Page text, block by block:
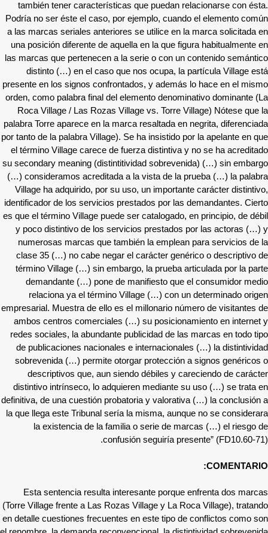
también tener características que puedan relacionarse con ésta.
Podría no ser éste el caso, por ejemplo, cuando el elemento común
a las marcas seriales anteriores se utilice en la marca solicitada en
una posición diferente de aquella en la que figura habitualmente en
las marcas que pertenecen a la serie o con un contenido semántico
distinto (…) en el caso que nos ocupa, la partícula Village está
presente en los signos confrontados, y además lo hace en el mismo
orden, como palabra final del elemento denominativo dominante (La
Roca Village / Las Rozas Village vs. Torre Village) Nótese que la
palabra Torre aparece en la marca resaltada en negrita, diferenciada
por tanto de la palabra Village). Se ha insistido por la apelante en que
el término Village carece de fuerza distintiva y no se ha acreditado
su secondary meaning (distintitividad sobrevenida) (…) sin embargo
(…) consideramos acreditada a la vista de la prueba (…) la palabra
Village ha adquirido, por su uso, un importante carácter distintivo,
identificador de los servicios prestados por las demandantes. Cierto
es que el término Village puede ser catalogado, en principio, de débil
y poco distintivo de los servicios prestados por las actoras (…) y
numerosas marcas que también la emplean para servicios de la
clase 35 (…) no cabe negar el carácter genérico o descriptivo de
término Village (…) sin embargo, la prueba articulada por la parte
demandante (…) pone de manifiesto que el consumidor medio
relaciona ya el término Village (…) con un determinado origen
empresarial. Muestra de ello es el millonario número de visitantes de
ambos centros comerciales (…) su posicionamiento en internet y
redes sociales, la abundante publicidad de las marcas en todo tipo
de publicaciones nacionales e internacionales (…) la distintividad
sobrevenida (…) permite otorgar protección a signos genéricos o
descriptivos que, aun siendo débiles y careciendo de carácter
distintivo intrínseco, lo adquieren mediante su uso (…) se trata en
definitiva, de una cuestión probatoria y valorativa (…) la conclusión a
la que llega este Tribunal sería la misma, aunque no se considerara
la existencia de la familia o serie de marcas (…) el riesgo de
confusión seguiría presente” (FD10.60-71).
COMENTARIO:
Esta sentencia resulta interesante porque enfrenta dos marcas
(Torre Village frente a Las Rozas Village y La Roca Village), tratando
en detalle cuestiones frecuentes en este tipo de conflictos como son